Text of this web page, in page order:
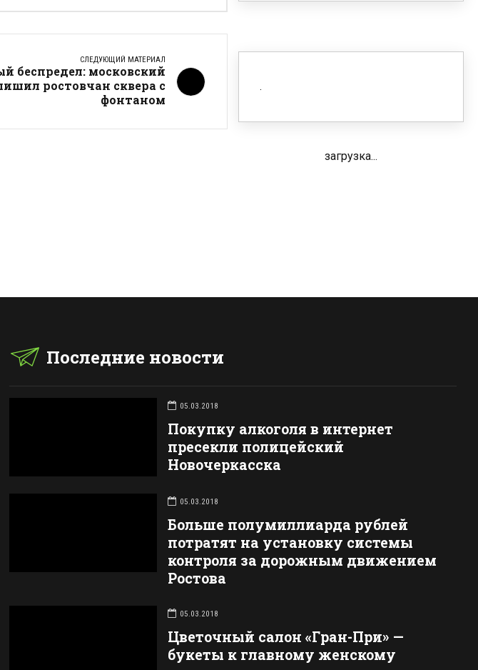
СЛЕДУЮЩИЙ МАТЕРИАЛ
беспредел: московский
ростовчан сквера с
фонтаном
загрузка...
Последние новости
05.03.2018
Покупку алкоголя в интернет
пресекли полицейский
Новочеркасска
05.03.2018
Больше полумиллиарда рублей
потратят на установку системы
контроля за дорожным движением
Ростова
05.03.2018
Цветочный салон «Гран-При» —
букеты к главному женскому